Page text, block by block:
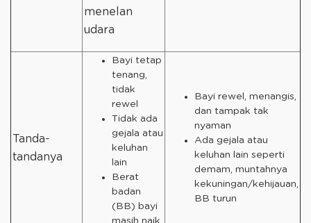
menelan
udara
Tanda-
tandanya
Bayi tetap
tenang,
tidak
rewel
Tidak ada
gejala atau
keluhan
lain
Berat
badan
(BB) bayi
masih naik
Bayi rewel, menangis,
dan tampak tak
nyaman
Ada gejala atau
keluhan lain seperti
demam, muntahnya
kekuningan/kehijauan,
BB turun